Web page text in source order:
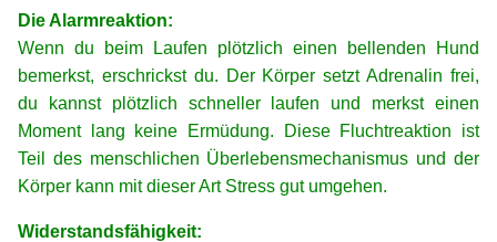
Die Alarmreaktion:
Wenn du beim Laufen plötzlich einen bellenden Hund
bemerkst, erschrickst du. Der Körper setzt Adrenalin frei,
du kannst plötzlich schneller laufen und merkst einen
Moment lang keine Ermüdung. Diese Fluchtreaktion ist
Teil des menschlichen Überlebensmechanismus und der
Körper kann mit dieser Art Stress gut umgehen.
Widerstandsfähigkeit: